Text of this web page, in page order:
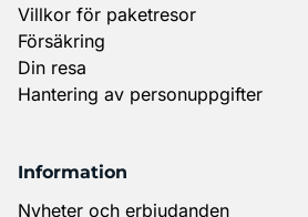
Villkor för paketresor
Försäkring
Din resa
Hantering av personuppgifter
Information
Nyheter och erbjudanden